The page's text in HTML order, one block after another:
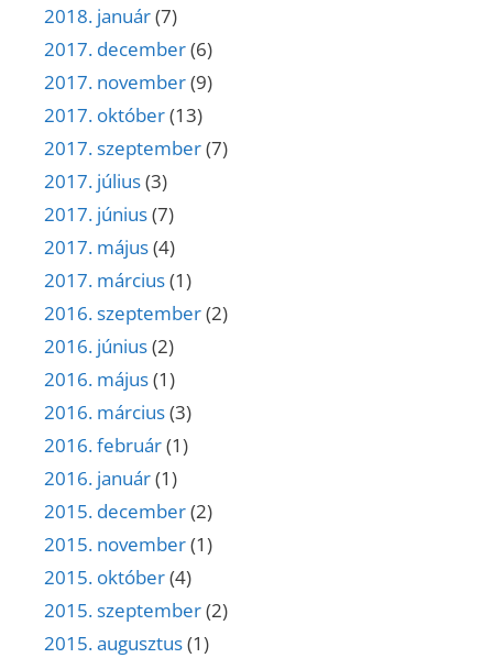
2018. január(7)
2017. december(6)
2017. november(9)
2017. október(13)
2017. szeptember(7)
2017. július(3)
2017. június(7)
2017. május(4)
2017. március(1)
2016. szeptember(2)
2016. június(2)
2016. május(1)
2016. március(3)
2016. február(1)
2016. január(1)
2015. december(2)
2015. november(1)
2015. október(4)
2015. szeptember(2)
2015. augusztus(1)